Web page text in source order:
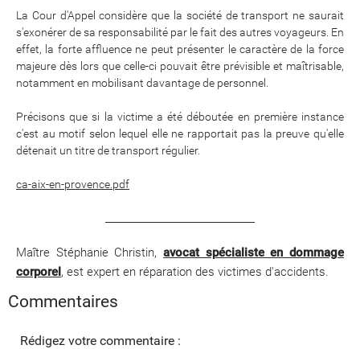
La Cour d'Appel considère que la société de transport ne saurait
s'exonérer de sa responsabilité par le fait des autres voyageurs. En
effet, la forte affluence ne peut présenter le caractère de la force
majeure dès lors que celle-ci pouvait être prévisible et maîtrisable,
notamment en mobilisant davantage de personnel.
Précisons que si la victime a été déboutée en première instance
c'est au motif selon lequel elle ne rapportait pas la preuve qu'elle
détenait un titre de transport régulier.
ca-aix-en-provence.pdf
Maître Stéphanie Christin, avocat spécialiste en dommage
corporel, est expert en réparation des victimes d'accidents.
Commentaires
Rédigez votre commentaire :